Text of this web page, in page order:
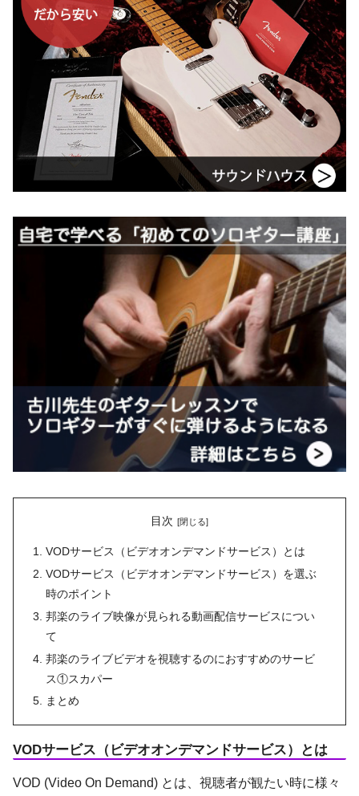
目次
VODサービス（ビデオオンデマンドサービス）とは
VODサービス（ビデオオンデマンドサービス）を選ぶ
時のポイント
邦楽のライブ映像が見られる動画配信サービスについ
て
邦楽のライブビデオを視聴するのにおすすめのサービ
ス①スカパー
まとめ
VODサービス（ビデオオンデマンドサービス）とは
VOD (Video On Demand) とは、視聴者が観たい時に様々